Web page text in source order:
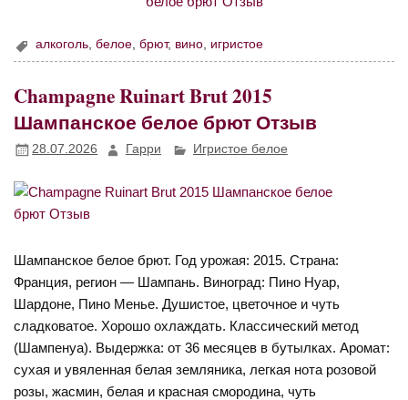
алкоголь,белое,брют, вино, игристое
Champagne Ruinart Brut 2015
Шампанское белое брют Отзыв
28.07.2026 Гарри Игристое белое
Шампанское белое брют. Год урожая: 2015. Страна:
Франция, регион — Шампань. Виноград: Пино Нуар,
Шардоне, Пино Менье. Душистое, цветочное и чуть
сладковатое. Хорошо охлаждать. Классический метод
(Шампенуа). Выдержка: от 36 месяцев в бутылках. Аромат:
сухая и увяленная белая земляника, легкая нота розовой
розы, жасмин, белая и красная смородина, чуть